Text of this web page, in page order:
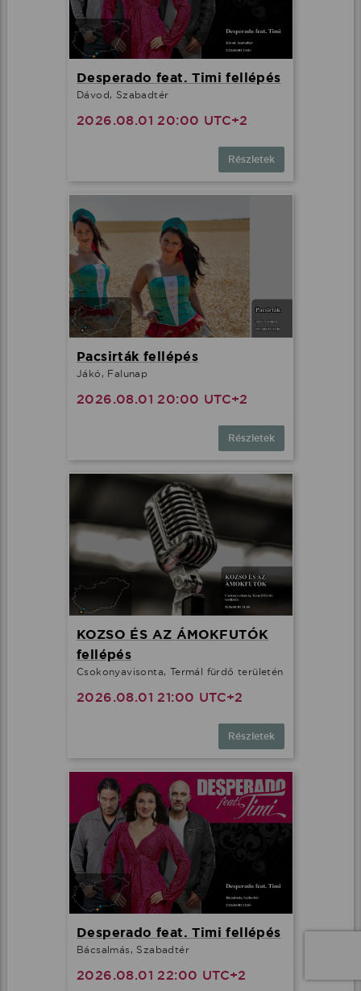
Desperado feat. Timi fellépés
Dávod, Szabadtér
2026.08.01 20:00 UTC+2
Részletek
Pacsirták fellépés
Jákó, Falunap
2026.08.01 20:00 UTC+2
Részletek
KOZSO ÉS AZ ÁMOKFUTÓK
fellépés
Csokonyavisonta, Termál fürdő területén
2026.08.01 21:00 UTC+2
Részletek
Desperado feat. Timi fellépés
Bácsalmás, Szabadtér
2026.08.01 22:00 UTC+2